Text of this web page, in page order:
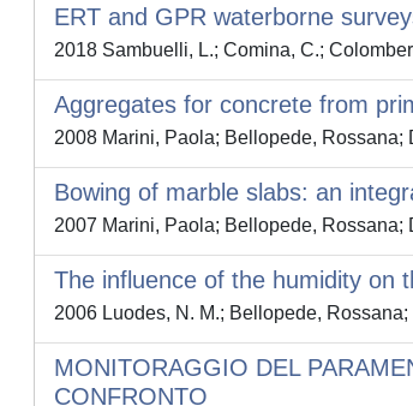
ERT and GPR waterborne
2018 Sambuelli, L.; Comina, C.;
Aggregates for concrete from
2008 Marini, Paola; Bellopede,
Bowing of marble slabs: an
2007 Marini, Paola; Bellopede,
The influence of the humidity on
2006 Luodes, N. M.; Bellopede,
MONITORAGGIO DEL
CONFRONTO